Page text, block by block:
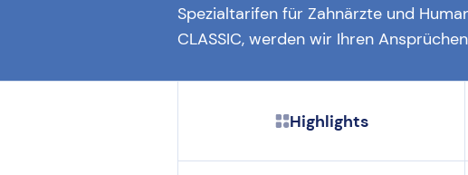
Spezialtarifen für Zahnärzte und
CLASSIC, werden wir Ihren
Highlights